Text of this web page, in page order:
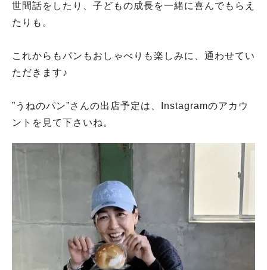
世間話をしたり、子どもの成長を一緒に喜んでもらえ
たりも。
これからもパンもおしゃべりも楽しみに、通わせてい
ただきます♪
”うねのパン”さんの出店予定は、Instagramのアカウ
ントを見て下さいね。